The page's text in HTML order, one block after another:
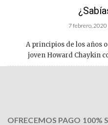
7 febrero,
A principios de los años
joven Howard Chaykin
OFRECEMOS PAGO 100%